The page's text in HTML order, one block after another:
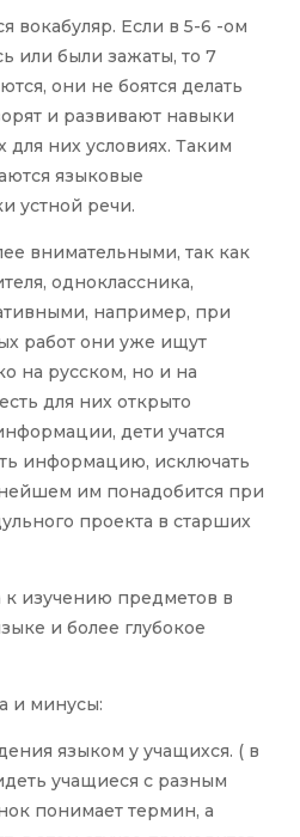
вокабуляр. Если в 5-6 -ом
или были зажаты, то 7
они не боятся делать
и развивают навыки
них условиях. Таким
языковые
устной речи.
внимательными, так как
одноклассника,
например, при
работ они уже ищут
на русском, но и на
для них открыто
дети учатся
информацию, исключать
им понадобится при
проекта в старших
к изучению предметов в
и более глубокое
и минусы:
языком у учащихся. ( в
учащиеся с разным
понимает термин, а